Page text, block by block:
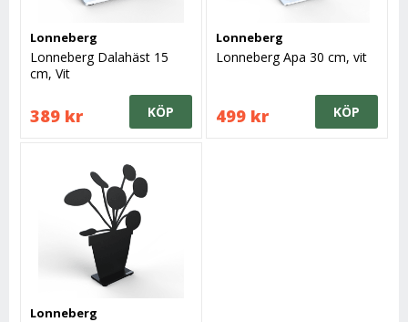
Lonneberg
Lonneberg Dalahäst 15
cm, Vit
389 kr KÖP
Lonneberg
Lonneberg Apa 30 cm, vit
499 kr KÖP
Lonneberg